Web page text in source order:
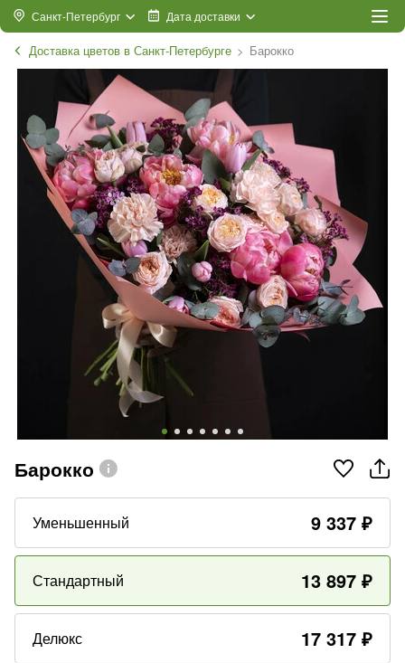
Санкт-Петербург Дата доставки
Доставка цветов в Санкт-Петербурге Барокко
Барокко
Уменьшенный 9 337 ₽
Стандартный 13 897 ₽
Делюкс 17 317 ₽